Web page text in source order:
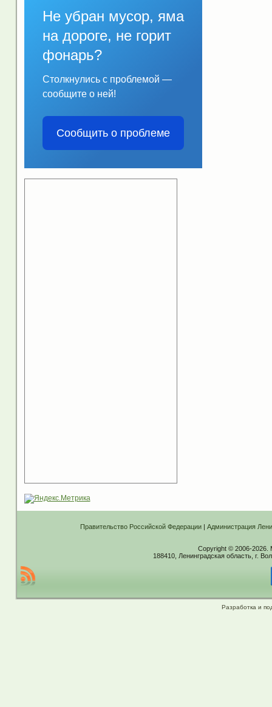
Не убран мусор, яма
на дороге, не горит
фонарь?
Столкнулись с проблемой —
сообщите о ней!
Сообщить о проблеме
Правительство Российской Федерации| Администрация
Copyright © 2006-2026.
188410, Ленинградская область, г.
Разработка и